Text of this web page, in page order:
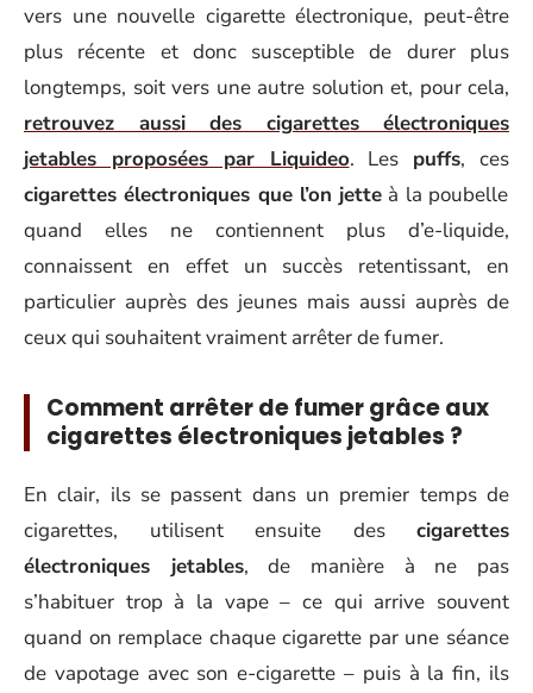
vers une nouvelle cigarette électronique, peut-être
plus récente et donc susceptible de durer plus
longtemps, soit vers une autre solution et, pour cela,
retrouvez aussi des cigarettes électroniques
jetables proposées par Liquideo. Les puffs, ces
cigarettes électroniques que l’on jette à la poubelle
quand elles ne contiennent plus d’e-liquide,
connaissent en effet un succès retentissant, en
particulier auprès des jeunes mais aussi auprès de
ceux qui souhaitent vraiment arrêter de fumer.
Comment arrêter de fumer grâce aux
cigarettes électroniques jetables ?
En clair, ils se passent dans un premier temps de
cigarettes, utilisent ensuite des cigarettes
électroniques jetables, de manière à ne pas
s’habituer trop à la vape – ce qui arrive souvent
quand on remplace chaque cigarette par une séance
de vapotage avec son e-cigarette – puis à la fin, ils